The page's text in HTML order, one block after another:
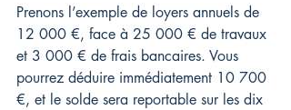
Prenons l’exemple de loyers annuels de
12 000 €, face à 25 000 € de travaux
et 3 000 € de frais bancaires. Vous
pourrez déduire immédiatement 10 700
€, et le solde sera reportable sur les dix